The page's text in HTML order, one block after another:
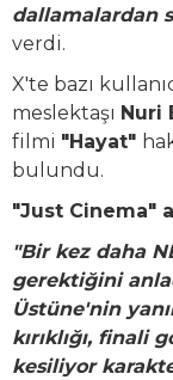
dallamalardan
verdi.
X'te bazı
meslektaşı Nuri
filmi "Hayat"
bulundu.
"Just Cinema"
"Bir kez daha
gerektiğini
Üstüne'nin
kırıklığı, finali
kesiliyor